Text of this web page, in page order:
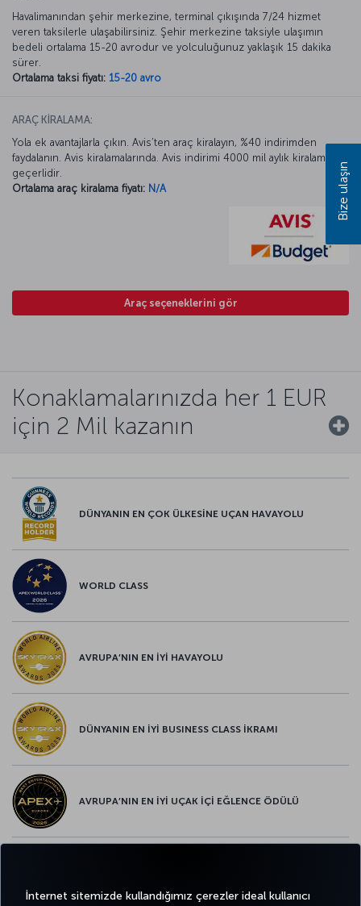
İnternet sitemizde kullandığımız çerezler ideal kullanıcı
Havalimanından şehir merkezine, terminal çıkışında 7/24 hizmet
veren taksilerle ulaşabilirsiniz. Şehir merkezine taksiyle ulaşımın
bedeli ortalama 15-20 avrodur ve yolculuğunuz yaklaşık 15 dakika
sürer.
Ortalama taksi fiyatı: 15-20 avro
ARAÇ KİRALAMA:
Yola ek avantajlarla çıkın. Avis’ten araç kiralayın, %40 indirimden
faydalanın. Avis kiralamalarında. Avis indirimi 4000 mil aylık kiralamada
geçerlidir.
Ortalama araç kiralama fiyatı: N/A
Araç seçeneklerini gör
Konaklamalarınızda her 1 EUR
için 2 Mil kazanın
DÜNYANIN EN ÇOK ÜLKESİNE UÇAN HAVAYOLU
WORLD CLASS
AVRUPA’NIN EN İYİ HAVAYOLU
DÜNYANIN EN İYİ BUSINESS CLASS İKRAMI
AVRUPA’NIN EN İYİ UÇAK İÇİ EĞLENCE ÖDÜLÜ
Bize ulaşın